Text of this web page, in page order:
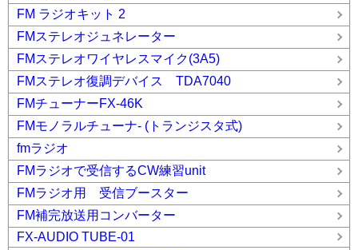
FM ラジオキット 2
FMステレオジュネレーター
FMステレオワイヤレスマイク(3A5)
FMステレオ復調デバイス TDA7040
FMチューナーFX-46K
FMモノラルチューナ- (トランジスタ式)
fmラジオ
FMラジオで受信するCW練習unit
FMラジオ用 受信ブースター
FM補完放送用コンバーター
FX-AUDIO TUBE-01